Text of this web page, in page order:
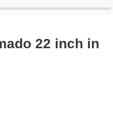
22 inch in